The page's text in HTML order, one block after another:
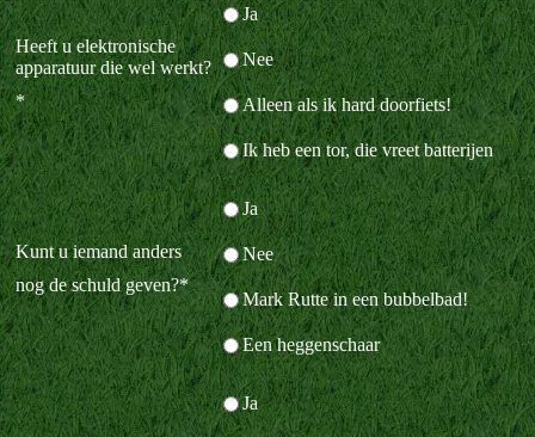
Heeft u elektronische
apparatuur die wel werkt?
*
Ja
Nee
Alleen als ik hard doorfiets!
Ik heb een tor, die vreet batterijen
Kunt u iemand anders
nog de schuld geven?*
Ja
Nee
Mark Rutte in een bubbelbad!
Een heggenschaar
Ja